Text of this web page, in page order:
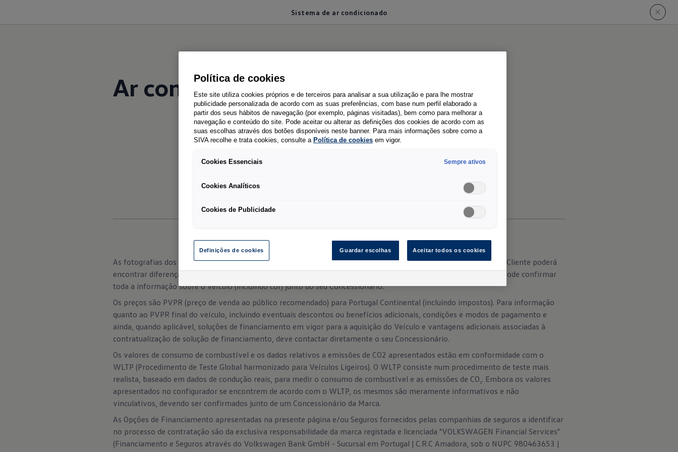
Sistema de ar condicionado
Ar condicionado
Com aquecimento, arrefecimento e ventilação: a
Multivan tem um excelente ar condicionado: Com o
Climatronic pode ser controlada de forma precisa
quente para algumas pessoas enquanto para
outras está demasiado frio.
As fotografias dos veículos visam apenas mostrar uma reprodução do modelo a que a Campanha corresponde; o Cliente poderá
encontrar diferenças entre aquela fotografia e o veículo em concreto, nomeadamente equipamentos opcionais. Pode confirmar
toda a informação sobre o veículo (incluindo cor) junto do seu Concessionário.
Os preços são PVPR (preço de venda ao público recomendado) para Portugal Continental (incluindo impostos). Para informação
quanto ao PVPR final do veículo, incluindo eventuais descontos ou benefícios adicionais, condições e modos de pagamento e
ainda, quando aplicável, soluções de financiamento em vigor para a aquisição do Veículo e vantagens adicionais associadas à
contratualização de solução de financiamento, deve contactar diretamente o seu Concessionário.
Os valores de consumo de combustível e os dados relativos a emissões de CO2 apresentados estão em conformidade com o
WLTP (Procedimento de Teste Global harmonizado para Veículos Ligeiros). O WLTP consiste num procedimento de teste mais
realista, baseado em dados de condução reais, para medir o consumo de combustível e as emissões de CO 2. Embora os valores
apresentados no configurador se encontrem de acordo com o WLTP, os mesmos são meramente informativos e não
vinculativos, devendo ser confirmados junto de um Concessionário da Marca.
As Opções de Financiamento apresentadas na presente página e/ou Seguros fornecidos pelas companhias de seguros a identificar
no processo de contratação são da exclusiva responsabilidade da marca registada e licenciada "VOLKSWAGEN Financial Services"
(Financiamento e Seguros através do Volkswagen Bank GmbH - Sucursal em Portugal | C.R.C Amadora, sob o NUPC 980463653 |
Política de cookies
Este site utiliza cookies próprios e de terceiros para analisar a sua utilização e para lhe mostrar
publicidade personalizada de acordo com as suas preferências, com base num perfil elaborado a
partir dos seus hábitos de navegação (por exemplo, páginas visitadas), bem como para melhorar a
navegação e conteúdo do site. Pode aceitar ou alterar as definições dos cookies de acordo com as
suas escolhas através dos botões disponíveis neste banner. Para mais informações sobre como a
SIVA recolhe e trata cookies, consulte a Política de cookies em vigor.
Cookies Essenciais Sempre ativos
Cookies Analíticos
Cookies de Publicidade
Definições de cookies Guardar escolhas Aceitar todos os cookies